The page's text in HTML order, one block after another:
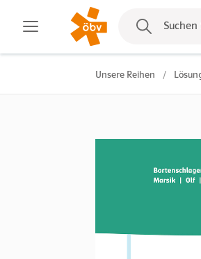
Kontakt
Unsere Reihen /